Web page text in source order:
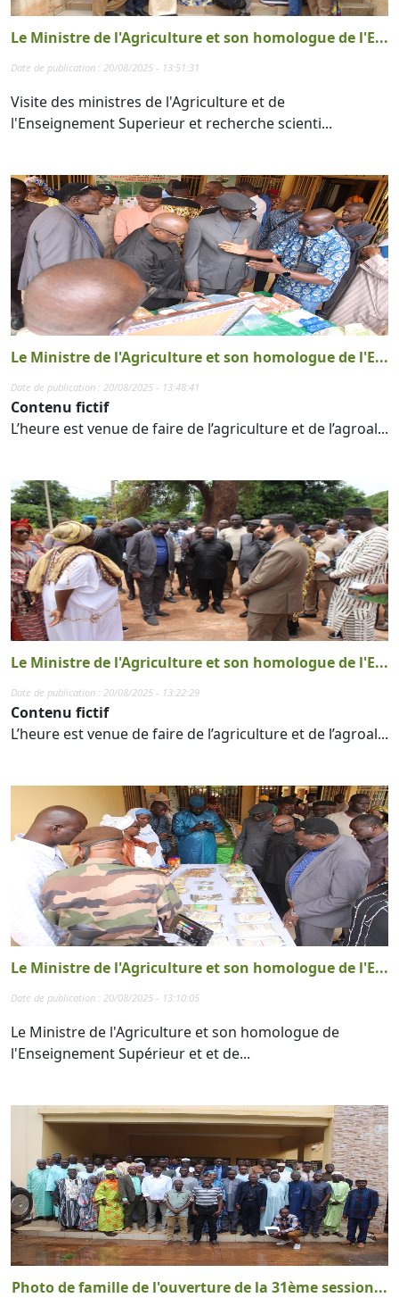
Le Ministre de l'Agriculture et son homologue de l'E...
Date de publication : 20/08/2025 - 13:51:31
Visite des ministres de l'Agriculture et de
l'Enseignement Superieur et recherche scienti...
Le Ministre de l'Agriculture et son homologue de l'E...
Date de publication : 20/08/2025 - 13:48:41
Contenu fictif
L’heure est venue de faire de l’agriculture et de l’agroal...
Le Ministre de l'Agriculture et son homologue de l'E...
Date de publication : 20/08/2025 - 13:22:29
Contenu fictif
L’heure est venue de faire de l’agriculture et de l’agroal...
Le Ministre de l'Agriculture et son homologue de l'E...
Date de publication : 20/08/2025 - 13:10:05
Le Ministre de l'Agriculture et son homologue de
l'Enseignement Supérieur et et de...
Photo de famille de l'ouverture de la 31ème session...